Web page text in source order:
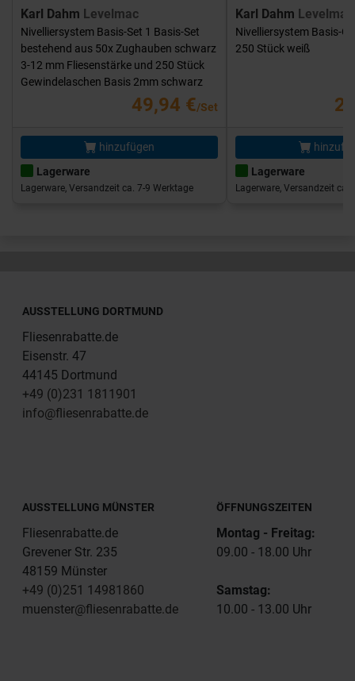
Karl Dahm Levelmac
Nivelliersystem Basis-Set 1 Basis-Set
bestehend aus 50x Zughauben schwarz
3-12 mm Fliesenstärke und 250 Stück
Gewindelaschen Basis 2mm schwarz
49,94 €/Set
hinzufügen
Lagerware
Lagerware, Versandzeit ca. 7-9 Werktage
Karl Dahm Levelmac
Nivelliersystem Basis-
250 Stück weiß
Lagerware
Lagerware, Versandzeit ca.
AUSSTELLUNG DORTMUND
Fliesenrabatte.de
Eisenstr. 47
44145 Dortmund
+49 (0)231 1811901
info@fliesenrabatte.de
AUSSTELLUNG MÜNSTER
Fliesenrabatte.de
Grevener Str. 235
48159 Münster
+49 (0)251 14981860
muenster@fliesenrabatte.de
ÖFFNUNGSZEITEN
Montag - Freitag:
09.00 - 18.00 Uhr
Samstag:
10.00 - 13.00 Uhr